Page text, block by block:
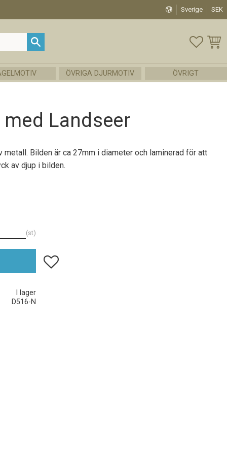
Sverige SEK
ÖVRIGA DJURMOTIV ÖVRIGT
Landseer
metall. Bilden är ca 27mm i diameter och laminerad för att
av djup i bilden.
st
Lägg till i favoriter
I lager
D516-N